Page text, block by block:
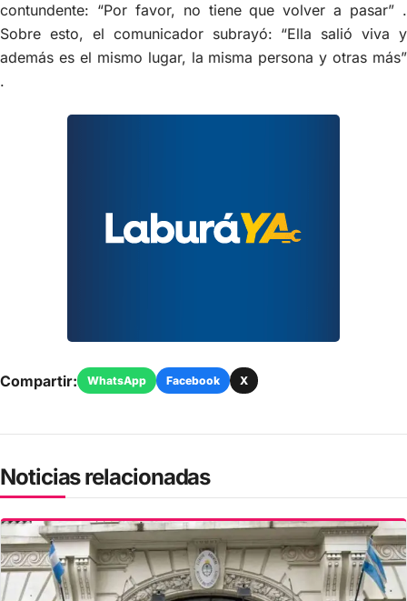
contundente: “Por favor, no tiene que volver a pasar” .
Sobre esto, el comunicador subrayó: “Ella salió viva y
además es el mismo lugar, la misma persona y otras más”
.
Compartir: WhatsApp Facebook X
Noticias relacionadas